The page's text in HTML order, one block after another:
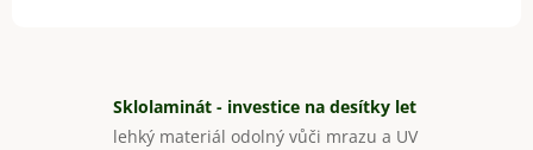
Sklolaminát - investice na desítky let
lehký materiál odolný vůči mrazu a UV